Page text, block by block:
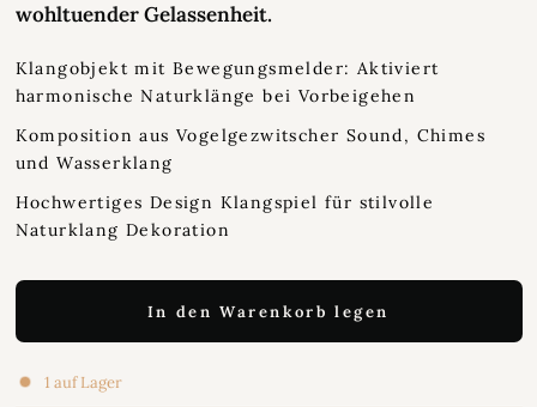
wohltuender Gelassenheit.
Klangobjekt mit Bewegungsmelder: Aktiviert
harmonische Naturklänge bei Vorbeigehen
Komposition aus Vogelgezwitscher Sound, Chimes
und Wasserklang
Hochwertiges Design Klangspiel für stilvolle
Naturklang Dekoration
In den Warenkorb legen
1 auf Lager